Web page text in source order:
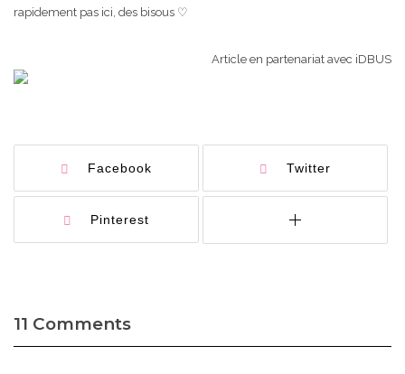
rapidement pas ici, des bisous ♡
Article en partenariat avec iDBUS
Facebook Twitter
Pinterest
11 Comments